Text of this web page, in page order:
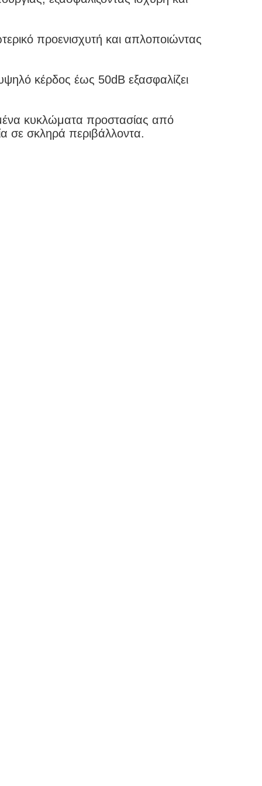
προενισχυτή και απλοποιώντας
κέρδος έως 50dB εξασφαλίζει
κυκλώματα προστασίας από
σε σκληρά περιβάλλοντα.